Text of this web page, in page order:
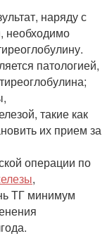
наряду с
необходимо
патологией,
такие как
их прием за
операции по
,
ТГ минимум